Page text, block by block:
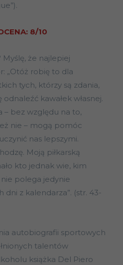
8/10
Myślę, że najlepiej
„Otóż robię to dla
tych, którzy są zdania,
kawałek własnej.
– bez względu na to,
nie – mogą pomóc
nas lepszymi.
Moją piłkarską
kto jednak wie, kim
polega jedynie
dni z kalendarza”. (str. 43-
autobiografii sportowych
talentów
książka Del Piero